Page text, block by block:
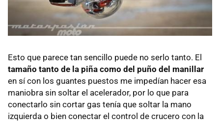
Esto que parece tan sencillo puede no serlo tanto. El
tamaño tanto de la piña como del puño del manillar
en sí con los guantes puestos me impedían hacer esa
maniobra sin soltar el acelerador, por lo que para
conectarlo sin cortar gas tenía que soltar la mano
izquierda o bien conectar el control de crucero con la